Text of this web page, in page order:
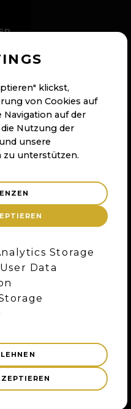
klickst,
von Cookies auf
Navigation auf der
Nutzung der
unsere
zu unterstützen.
Storage
Data